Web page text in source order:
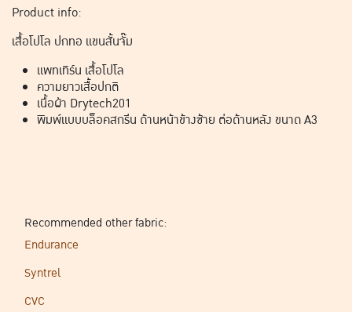
Product info:
เสื้อโปโล ปกทอ แขนสั้นจั๊ม
แพทเทิร์น เสื้อโปโล
ความยาวเสื้อปกติ
เนื้อผ้า Drytech201
พิมพ์แบบบล็อคสกรีน ด้านหน้าข้างซ้าย ต่อด้านหลัง ขนาด A3
Recommended other fabric:
Endurance
Syntrel
CVC